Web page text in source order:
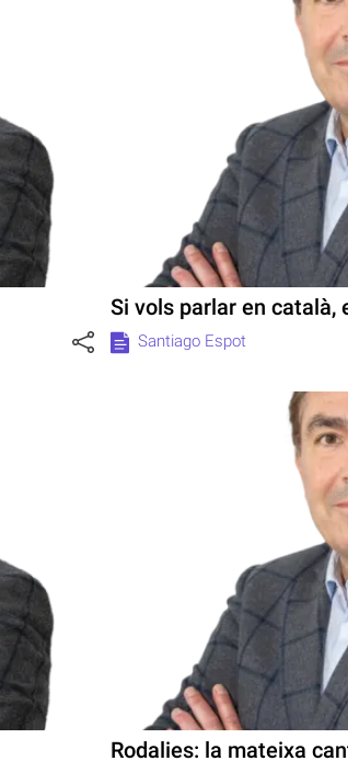
Si vols parlar en català,
Santiago Espot
Rodalies: la mateixa